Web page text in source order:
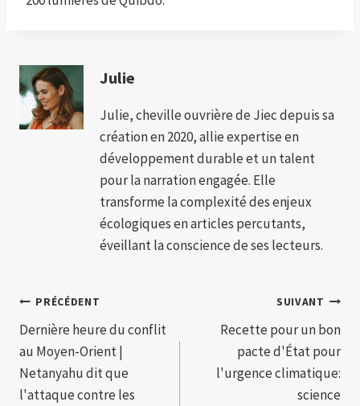
Julie
Julie, cheville ouvrière de Jiec depuis sa
création en 2020, allie expertise en
développement durable et un talent
pour la narration engagée. Elle
transforme la complexité des enjeux
écologiques en articles percutants,
éveillant la conscience de ses lecteurs.
Navigation
de
l’article
PRÉCÉDENT
Dernière heure du conflit
au Moyen-Orient |
Netanyahu dit que
l'attaque contre les
SUIVANT
Recette pour un bon
pacte d'État pour
l'urgence climatique:
science